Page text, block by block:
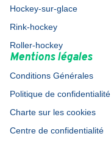
Hockey-sur-glace
Rink-hockey
Roller-hockey
Mentions légales
Conditions Générales
Politique de confidentialité
Charte sur les cookies
Centre de confidentialité